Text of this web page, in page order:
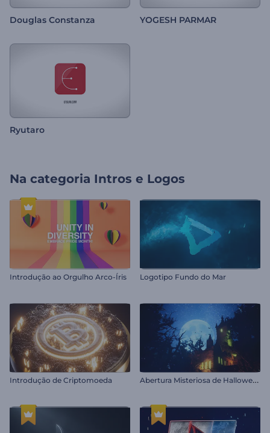
Douglas Constanza YOGESH PARMAR
Ryutaro
Na categoria Intros e Logos
Introdução ao Orgulho Arco-Íris Logotipo Fundo do Mar
Introdução de Criptomoeda A
bertura Misteriosa de Halloween